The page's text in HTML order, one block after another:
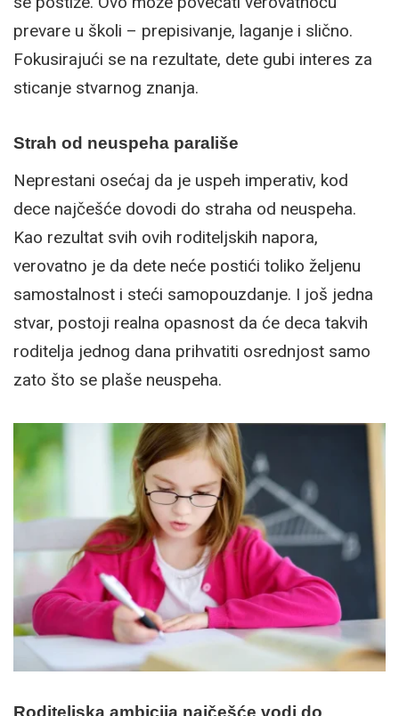
prevare u školi – prepisivanje, laganje i slično.
Fokusirajući se na rezultate, dete gubi interes za
sticanje stvarnog znanja.
Strah od neuspeha parališe
Neprestani osećaj da je uspeh imperativ, kod
dece najčešće dovodi do straha od neuspeha.
Kao rezultat svih ovih roditeljskih napora,
verovatno je da dete neće postići toliko željenu
samostalnost i steći samopouzdanje. I još jedna
stvar, postoji realna opasnost da će deca takvih
roditelja jednog dana prihvatiti osrednjost samo
zato što se plaše neuspeha.
Roditeljska ambicija najčešće vodi do